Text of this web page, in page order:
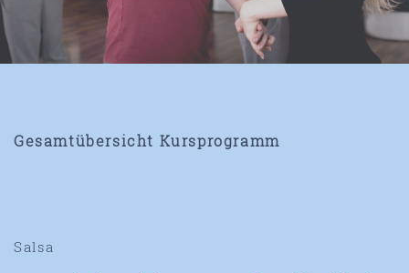
Gesamtübersicht Kursprogramm
Salsa